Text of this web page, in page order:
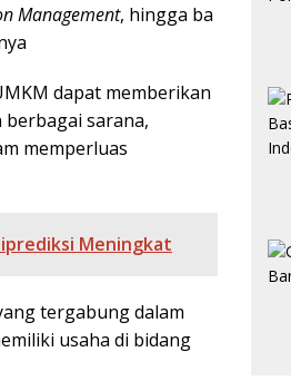
Management, hingga ba
dapat memberikan
sarana,
memperluas
Meningkat
tergabung dalam
usaha di bidang